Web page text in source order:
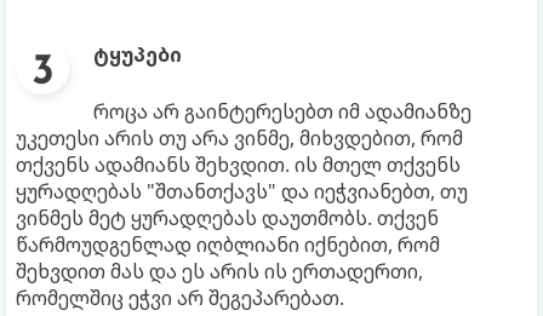
ტყუპები
როცა არ გაინტერესებთ იმ ადამიანზე
უკეთესი არის თუ არა ვინმე, მიხვდებით, რომ
თქვენს ადამიანს შეხვდით. ის მთელ თქვენს
ყურადღებას "შთანთქავს" და იეჭვიანებთ, თუ
ვინმეს მეტ ყურადღებას დაუთმობს. თქვენ
წარმოუდგენლად იღბლიანი იქნებით, რომ
შეხვდით მას და ეს არის ის ერთადერთი,
რომელშიც ეჭვი არ შეგეპარებათ.